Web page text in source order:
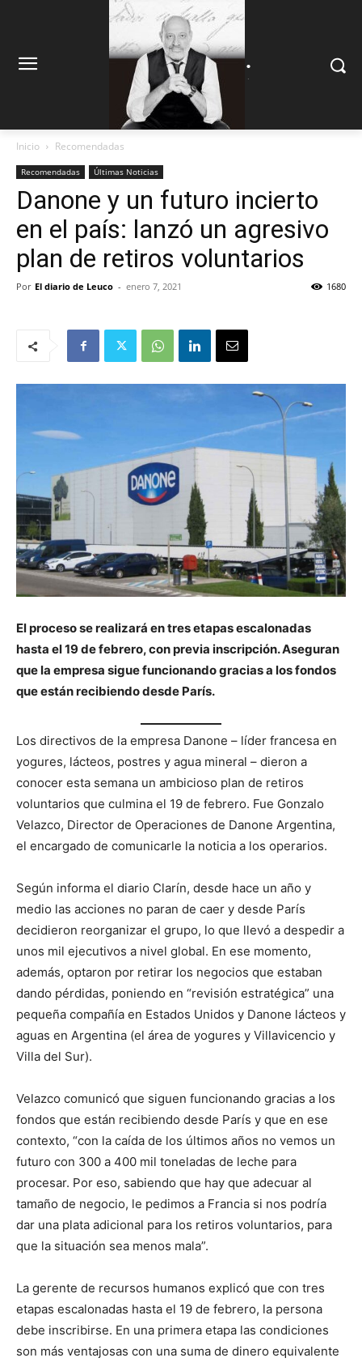
.
Inicio Recomendadas
Recomendadas Últimas Noticias
Danone y un futuro incierto
en el país: lanzó un agresivo
plan de retiros voluntarios
Por El diario de Leuco - enero 7, 2021 1680
El proceso se realizará en tres etapas escalonadas
hasta el 19 de febrero, con previa inscripción. Aseguran
que la empresa sigue funcionando gracias a los fondos
que están recibiendo desde París.
Los directivos de la empresa Danone – líder francesa en
yogures, lácteos, postres y agua mineral – dieron a
conocer esta semana un ambicioso plan de retiros
voluntarios que culmina el 19 de febrero. Fue Gonzalo
Velazco, Director de Operaciones de Danone Argentina,
el encargado de comunicarle la noticia a los operarios.
Según informa el diario Clarín, desde hace un año y
medio las acciones no paran de caer y desde París
decidieron reorganizar el grupo, lo que llevó a despedir a
unos mil ejecutivos a nivel global. En ese momento,
además, optaron por retirar los negocios que estaban
dando pérdidas, poniendo en “revisión estratégica” una
pequeña compañía en Estados Unidos y Danone lácteos y
aguas en Argentina (el área de yogures y Villavicencio y
Villa del Sur).
Velazco comunicó que siguen funcionando gracias a los
fondos que están recibiendo desde París y que en ese
contexto, “con la caída de los últimos años no vemos un
futuro con 300 a 400 mil toneladas de leche para
procesar. Por eso, sabiendo que hay que adecuar al
tamaño de negocio, le pedimos a Francia si nos podría
dar una plata adicional para los retiros voluntarios, para
que la situación sea menos mala”.
La gerente de recursos humanos explicó que con tres
etapas escalonadas hasta el 19 de febrero, la persona
debe inscribirse. En una primera etapa las condiciones
son más ventajosas con una suma de dinero equivalente